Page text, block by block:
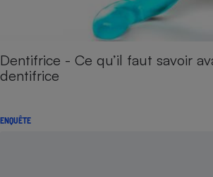
Dentifrice - Ce qu’il faut savoir
dentifrice
ENQUÊTE